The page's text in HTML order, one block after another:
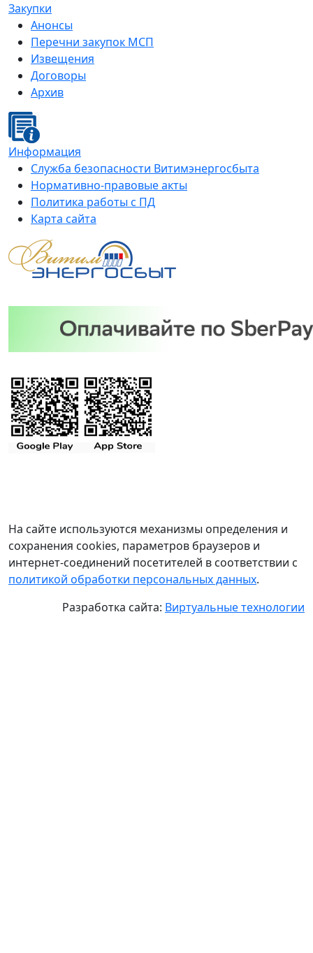
Закупки
Анонсы
Перечни закупок МСП
Извещения
Договоры
Архив
Информация
Служба безопасности Витимэнергосбыта
Нормативно-правовые акты
Политика работы с ПД
Карта сайта
На сайте используются механизмы определения и
сохранения cookies, параметров браузеров и
интернет-соединений посетителей в соответствии с
политикой обработки персональных данных.
Разработка сайта: Виртуальные технологии